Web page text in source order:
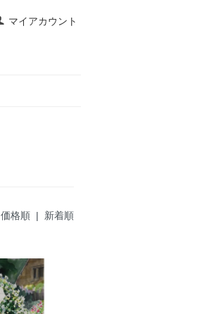
マイアカウント
価格順 | 新着順